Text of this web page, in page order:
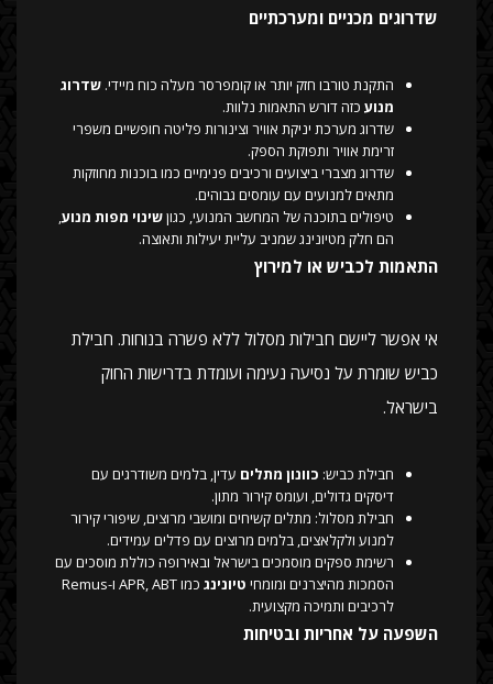
שדרוגים מכניים ומערכתיים
התקנת טורבו חזק יותר או קומפרסר מעלה כוח מיידי. שדרוג
מנוע כזה דורש התאמות נלוות.
שדרוג מערכת יניקת אוויר וצינורות פליטה חופשיים משפרי
זרימת אוויר ותפוקת הספק.
שדרוג מצברי ביצועים ורכיבים פנימיים כמו בוכנות מחוזקות
מתאים למנועים עם עומסים גבוהים.
טיפולים בתוכנה של המחשב המנועי, כגוןשינוי מפות מנוע,
הם חלק מטיונינג שמניב עליית יעילות ותאוצה.
התאמות לכביש או למירוץ
אי אפשר ליישם חבילות מסלול ללא פשרה בנוחות. חבילת
כביש שומרת על נסיעה נעימה ועומדת בדרישות החוק
בישראל.
חבילת כביש: כוונון מתלים עדין, בלמים משודרגים עם
דיסקים גדולים, ועומס קירור מתון.
חבילת מסלול: מתלים קשיחים ומושבי מרוצים, שיפורי קירור
למנוע ולקלאצים, בלמים מרוצים עם פדלים עמידים.
רשימת ספקים מוסמכים בישראל ובאירופה כוללת מוסכים עם
הסמכות מהיצרנים ומומחי טיונינג
כמו APR, ABT ו-Remus
לרכיבים ותמיכה מקצועית.
השפעה על אחריות ובטיחות